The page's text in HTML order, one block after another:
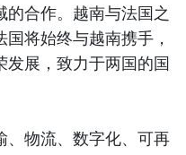
合作。越南与法国之
将始终与越南携手，
发展，致力于两国的国
、物流、数字化、可再